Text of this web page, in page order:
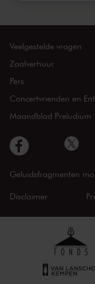
Veelgestelde vragen
Zaalverhuur
Pers
Concertvrienden en
Maandblad Preludium
Geluidsfragmenten
Disclaimer